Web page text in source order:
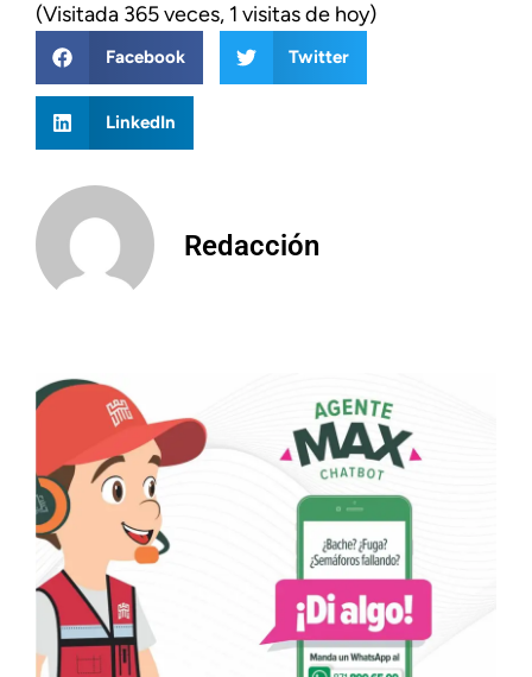
(Visitada 365 veces, 1 visitas de hoy)
Facebook Twitter
LinkedIn
Redacción